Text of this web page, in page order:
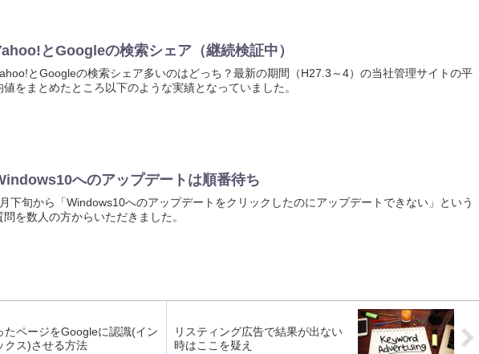
とGoogleの検索シェア（継続検証中）
とGoogleの検索シェア多いのはどっち？最新の期間（H27.3～4）の当社管理サイトの平
値をまとめたところ以下のような実績となっていました。
へのアップデートは順番待ち
下旬から「Windows10へのアップデートをクリックしたのにアップデートできない」という
問を数人の方からいただきました。
たページをGoogleに認識(イン
クス)させる方法
リスティング広告で結果が出ない
時はここを疑え